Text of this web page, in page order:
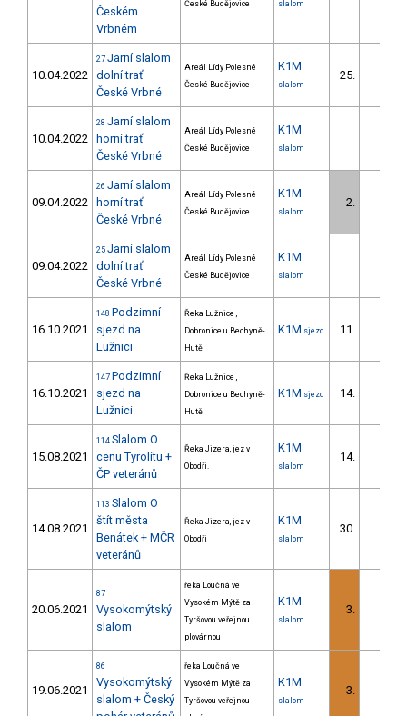
Českém
Vrbném
České Budějovice
slalom
10.04.2022
27 Jarní slalom
dolní trať
České Vrbné
Areál Lídy Polesné
České Budějovice
K1M
slalom
25.
10.04.2022
28 Jarní slalom
horní trať
České Vrbné
Areál Lídy Polesné
České Budějovice
K1M
slalom
09.04.2022
26 Jarní slalom
horní trať
České Vrbné
Areál Lídy Polesné
České Budějovice
K1M
slalom
2.
09.04.2022
25 Jarní slalom
dolní trať
České Vrbné
Areál Lídy Polesné
České Budějovice
K1M
slalom
16.10.2021
148 Podzimní
sjezd na
Lužnici
Řeka Lužnice ,
Dobronice u Bechyně-
Hutě
K1M sjezd 11.
16.10.2021
147 Podzimní
sjezd na
Lužnici
Řeka Lužnice ,
Dobronice u Bechyně-
Hutě
K1M sjezd 14.
15.08.2021
114 Slalom O
cenu Tyrolitu +
ČP veteránů
Řeka Jizera, jez v
Obodři.
K1M
slalom
14.
14.08.2021
113 Slalom O
štít města
Benátek + MČR
veteránů
Řeka Jizera, jez v
Obodři
K1M
slalom
30.
20.06.2021
87
Vysokomýtský
slalom
řeka Loučná ve
Vysokém Mýtě za
Tyršovou veřejnou
plovárnou
K1M
slalom
3.
19.06.2021
86
Vysokomýtský
slalom + Český
řeka Loučná ve
Vysokém Mýtě za
Tyršovou veřejnou
K1M
slalom
3.